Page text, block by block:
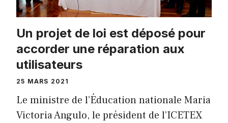
Un projet de loi est déposé pour
accorder une réparation aux
utilisateurs
25 MARS 2021
Le ministre de l’Éducation nationale Maria
Victoria Angulo, le président de l’ICETEX